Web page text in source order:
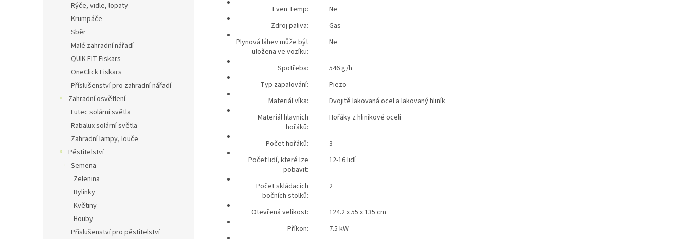
Rýče, vidle, lopaty
Krumpáče
Sběr
Malé zahradní nářadí
QUIK FIT Fiskars
OneClick Fiskars
Příslušenství pro zahradní nářadí
Zahradní osvětlení
Lutec solární světla
Rabalux solární světla
Zahradní lampy, louče
Pěstitelství
Semena
Zelenina
Bylinky
Květiny
Houby
Příslušenství pro pěstitelství
Even Temp:
Ne
Zdroj paliva:
Gas
Plynová láhev může být
uložena ve vozíku:
Ne
Spotřeba:
546 g/h
Typ zapalování:
Piezo
Materiál víka:
Dvojitě lakovaná ocel a lakovaný hliník
Materiál hlavních
hořáků:
Hořáky z hliníkové oceli
Počet hořáků:
3
Počet lidí, které lze
pobavit:
12-16 lidí
Počet skládacích
bočních stolků:
2
Otevřená velikost:
124.2 x 55 x 135 cm
Příkon:
7.5 kW